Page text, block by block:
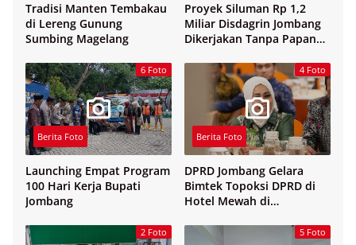
Tradisi Manten Tembakau
di Lereng Gunung
Sumbing Magelang
Proyek Siluman Rp 1,2
Miliar Disdagrin Jombang
Dikerjakan Tanpa Papan
6 Foto
Berita Foto
Launching Empat Program
100 Hari Kerja Bupati
Jombang
4 Foto
Berita Foto
DPRD Jombang Gelara
Bimtek Topoksi DPRD di
Hotel Mewah di
2 Foto 5 Foto